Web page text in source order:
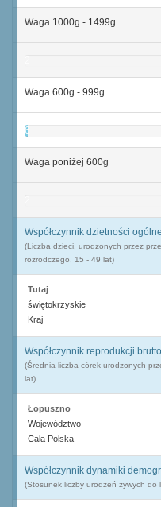
Waga 1000g - 1499g
2
Waga 600g - 999g
6
Waga poniżej 600g
2
Współczynnik dzietności
(Liczba dzieci, urodzonych przez
rozrodczego, 15 - 49 lat)
Tutaj
świętokrzyskie
Kraj
Współczynnik reprodukcji brutto
(Średnia liczba córek urodzonych
lat)
Łopuszno
Województwo
Cała Polska
Współczynnik dynamiki
(Stosunek liczby urodzeń żywych do